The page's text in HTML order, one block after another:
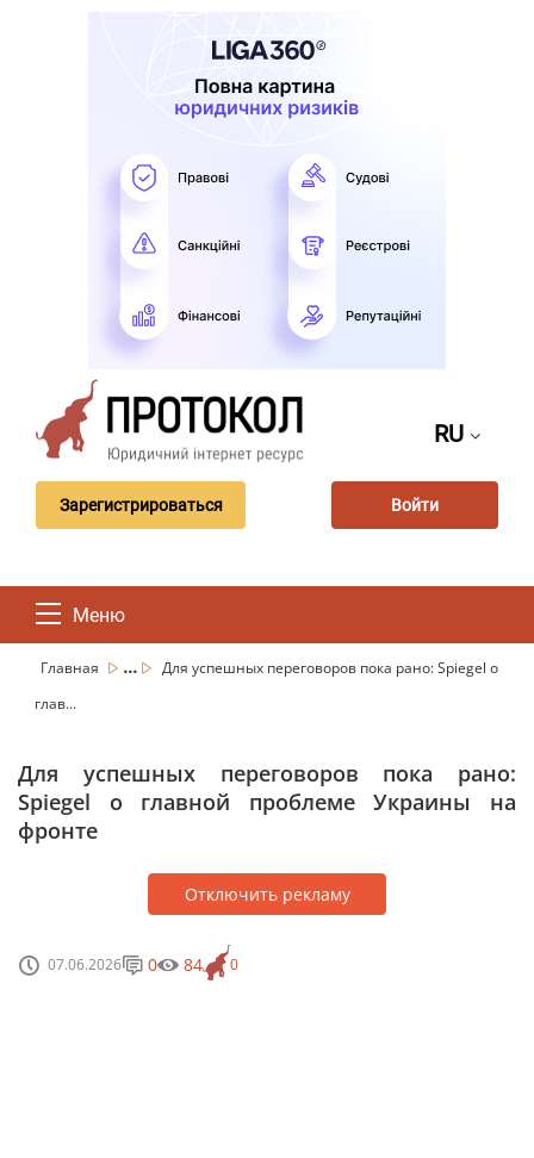
RU
Зарегистрироваться Войти
Меню
Главная ...
Для успешных переговоров пока рано: Spiegel о
глав...
Для успешных переговоров пока рано:
Spiegel о главной проблеме Украины на
фронте
Отключить рекламу
07.06.2026 0
0 84